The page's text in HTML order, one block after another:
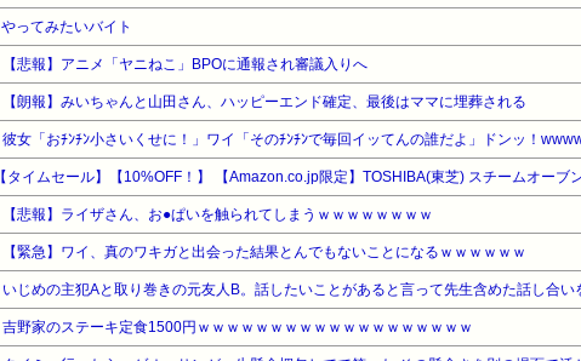
やってみたいバイト
【悲報】アニメ「ヤニねこ」BPOに通報され審議入りへ
【朗報】みいちゃんと山田さん、ハッピーエンド確定、最後はママに埋葬される
彼女「おﾁﾝﾁﾝ小さいくせに！」ワイ「そのﾁﾝﾁﾝで毎回イッてんの誰だよ」ドンッ！
【悲報】ライザさん、お●ぱいを触られてしまうｗｗｗｗｗｗｗｗ
【緊急】ワイ、真のワキガと出会った結果とんでもないことになるｗｗｗｗｗｗ
吉野家のステーキ定食1500円ｗｗｗｗｗｗｗｗｗｗｗｗｗｗｗｗｗｗｗ